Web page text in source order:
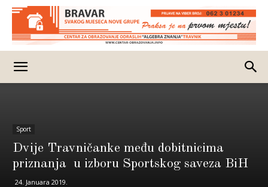
Sport
Dvije Travničanke među dobitnicima
priznanja u izboru Sportskog saveza BiH
24. Januara 2019.